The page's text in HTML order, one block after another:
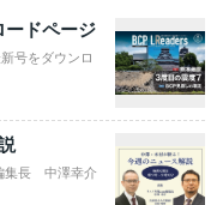
ードページ
号をダウンロ
集長 中澤幸介